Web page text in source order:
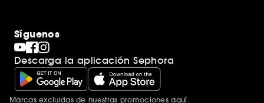
Síguenos
Descarga la aplicación Sephora
Marcas excluidas de nuestras promocionesaquí.